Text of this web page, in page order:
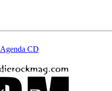
Agenda CD